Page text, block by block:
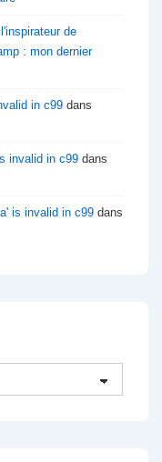
de
: mon dernier
in c99 dans
invalid in c99 dans
is invalid in c99 dans